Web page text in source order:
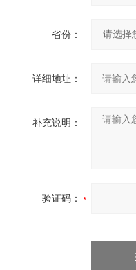
省份：
详细地址：
补充说明：
验证码：